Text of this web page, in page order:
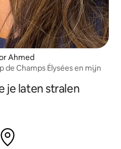
Ahmed
de Champs Élysées en mijn
je laten stralen